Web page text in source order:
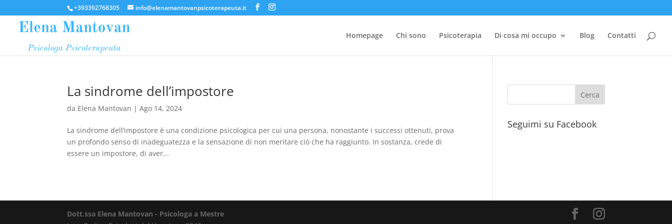
+393392768305 info@elenamantovanpsicoterapeuta.it
Homepage Chi sono Psicoterapia Di cosa mi occupo Blog Contatti
La sindrome dell’impostore
da Elena Mantovan |Ago 14, 2024
La sindrome dell’impostore è una condizione psicologica per cui una persona, nonostante i successi ottenuti, prova
un profondo senso di inadeguatezza e la sensazione di non meritare ciò che ha raggiunto. In sostanza, crede di
essere un impostore, di aver...
Seguimi su Facebook
Dott.ssa Elena Mantovan - Psicologa a Mestre